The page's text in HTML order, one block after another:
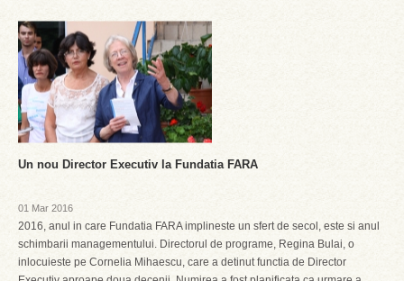
Un nou Director Executiv la Fundatia FARA
01 Mar 2016
2016, anul in care Fundatia FARA implineste un sfert de secol, este si anul
schimbarii managementului. Directorul de programe, Regina Bulai, o
inlocuieste pe Cornelia Mihaescu, care a detinut functia de Director